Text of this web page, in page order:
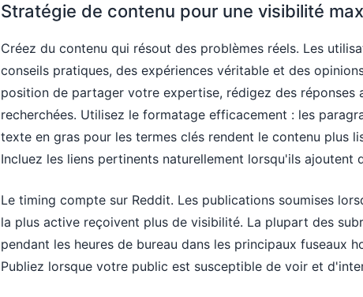
Stratégie de contenu pour une visibilité
Créez du contenu qui résout des problèmes réels. Les
conseils pratiques, des expériences véritable et des
position de partager votre expertise, rédigez des réponses
recherchées. Utilisez le formatage efficacement : les
texte en gras pour les termes clés rendent le contenu plus
Incluez les liens pertinents naturellement lorsqu'ils ajoutent
Le timing compte sur Reddit. Les publications soumises
la plus active reçoivent plus de visibilité. La plupart des
pendant les heures de bureau dans les principaux fuseaux
Publiez lorsque votre public est susceptible de voir et